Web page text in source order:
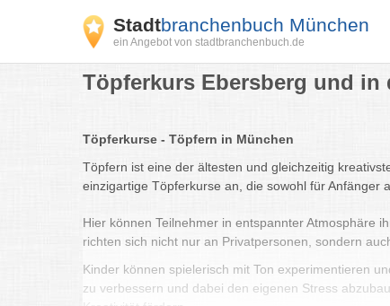
Stadtbranchenbuch München
ein Angebot von stadtbranchenbuch.de
Töpferkurs Ebersberg und in
Töpferkurse - Töpfern in München
Töpfern ist eine der ältesten und gleichzeitig
einzigartige Töpferkurse an, die sowohl für Anfänger
Hier können Teilnehmer in entspannter Atmosphäre
richten sich nicht nur an Privatpersonen, sondern
Kinder können spielerisch mit Ton experimentieren
zu verbessern und dabei den eigenen Stress